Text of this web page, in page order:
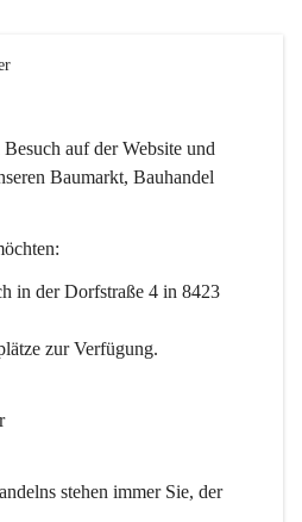
auf der Website und
Baumarkt, Bauhandel
in der Dorfstraße 4 in 8423
zur Verfügung.
stehen immer Sie, der